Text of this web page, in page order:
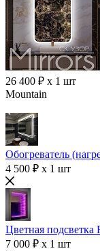
26 400 ₽ x 1 шт
Mountain
Обогреватель
4 500 ₽ x 1 шт
Цветная подсветка
7 000 ₽ x 1 шт